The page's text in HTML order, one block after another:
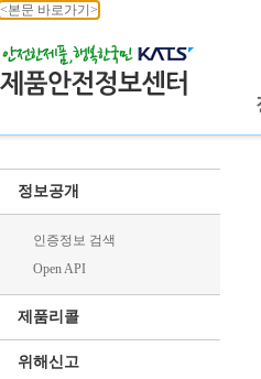
<본문 바로가기>
정보공개
인증정보 검색
Open API
제품리콜
위해신고